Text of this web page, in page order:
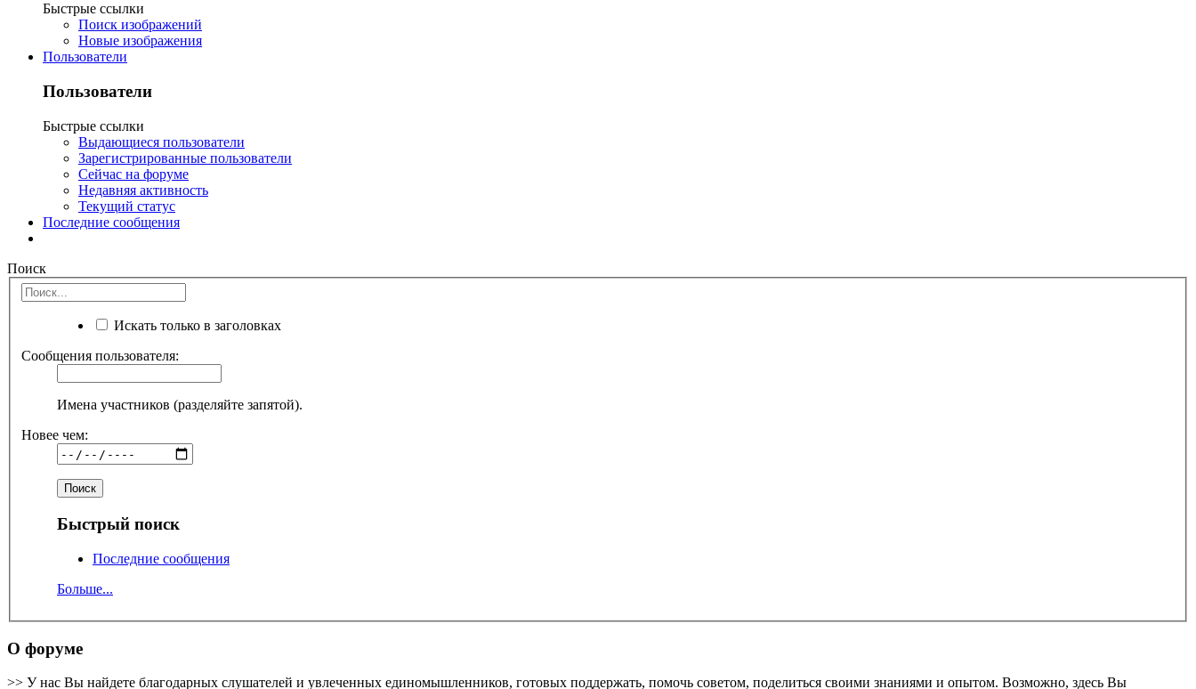
Быстрые ссылки
Поиск изображений
Новые изображения
Пользователи
Пользователи
Быстрые ссылки
Выдающиеся пользователи
Зарегистрированные пользователи
Сейчас на форуме
Недавняя активность
Текущий статус
Последние сообщения
Поиск
Искать только в заголовках
Сообщения пользователя:
Имена участников (разделяйте запятой).
Новее чем:
Быстрый поиск
Последние сообщения
Больше...
О форуме
>> У нас Вы найдете благодарных слушателей и увлеченных единомышленников, готовых поддержать, помочь советом, поделиться своими знаниями и опытом. Возможно, здесь Вы